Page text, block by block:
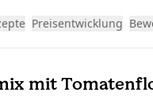
Preisentwicklung
mit